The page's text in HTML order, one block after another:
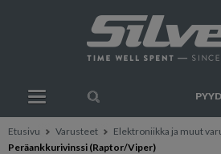
Etusivu Varusteet
Elektroniikka ja muut
Peräankkurivinssi (Raptor/Viper)